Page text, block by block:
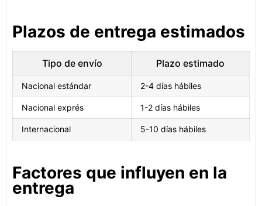
Plazos de entrega estimados
Tipo de envío Plazo estimado
Nacional estándar 2-4 días hábiles
Nacional exprés 1-2 días hábiles
Internacional 5-10 días hábiles
Factores que influyen en la
entrega